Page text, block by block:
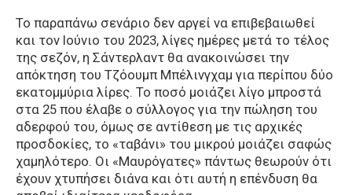
Το παραπάνω σενάριο δεν αργεί να επιβεβαιωθεί
και τον Ιούνιο του 2023, λίγες ημέρες μετά το τέλος
της σεζόν, η Σάντερλαντ θα ανακοινώσει την
απόκτηση του Τζόουμπ Μπέλινγχαμ για περίπου δύο
εκατομμύρια λίρες. Το ποσό μοιάζει λίγο μπροστά
στα 25 που έλαβε ο σύλλογος για την πώληση του
αδερφού του, όμως σε αντίθεση με τις αρχικές
προσδοκίες, το «ταβάνι» του μικρού μοιάζει σαφώς
χαμηλότερο. Οι «Μαυρόγατες» πάντως θεωρούν ότι
έχουν χτυπήσει διάνα και ότι αυτή η επένδυση θα